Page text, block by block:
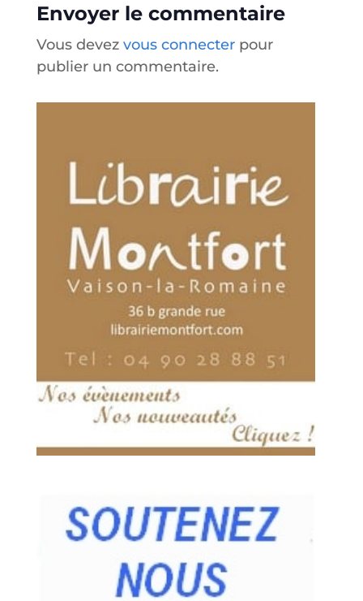
Envoyer le commentaire
Vous devez vous connecterpour
publier un commentaire.